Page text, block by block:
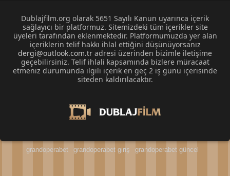
Dublajfilm.org olarak 5651 Sayılı Kanun uyarınca içerik
sağlayıcı bir platformuz. Sitemizdeki tüm içerikler site
üyeleri tarafından eklenmektedir. Platformumuzda yer alan
içeriklerin telif hakkı ihlal ettiğini düşünüyorsanız
dergi@outlook.com.tr adresi üzerinden bizimle iletişime
geçebilirsiniz. Telif ihlali kapsamında bizlere müracaat
etmeniz durumunda ilgili içerik en geç 2 iş günü içerisinde
siteden kaldırılacaktır.
grandoperabet grandoperabet giriş grandoperabet güncel